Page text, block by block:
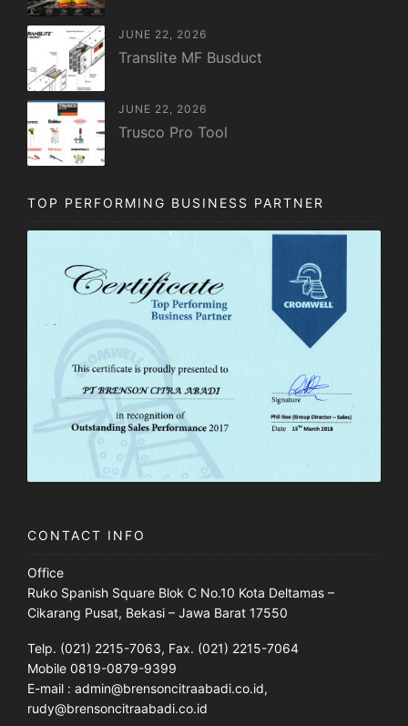
JUNE 22, 2026
Translite MF Busduct
JUNE 22, 2026
Trusco Pro Tool
TOP PERFORMING BUSINESS PARTNER
CONTACT INFO
Office
Ruko Spanish Square Blok C No.10 Kota Deltamas –
Cikarang Pusat, Bekasi – Jawa Barat 17550
Telp. (021) 2215-7063, Fax. (021) 2215-7064
Mobile 0819-0879-9399
E-mail : admin@brensoncitraabadi.co.id,
rudy@brensoncitraabadi.co.id